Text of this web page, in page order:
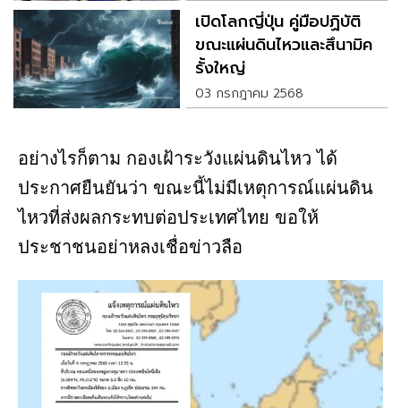
เปิดโลกญี่ปุ่น คู่มือปฏิบัติ
ขณะแผ่นดินไหวและสึนามิค
รั้งใหญ่
03 กรกฎาคม 2568
อย่างไรก็ตาม กองเฝ้าระวังแผ่นดินไหว ได้
ประกาศยืนยันว่า ขณะนี้ไม่มีเหตุการณ์แผ่นดิน
ไหวที่ส่งผลกระทบต่อประเทศไทย ขอให้
ประชาชนอย่าหลงเชื่อข่าวลือ